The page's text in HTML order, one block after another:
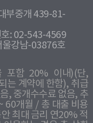
부중개 439-81-
호: 02-543-4569
울강남-03876호
포함 20% 이내)(단,
는 계약에 한함), 취급
, 중개수수료 없음, 추
60개월 / 총 대출 비용
최대 금리 연20% 적